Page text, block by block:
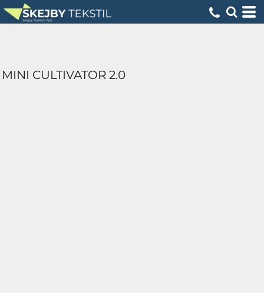
MINI CULTIVATOR 2.0